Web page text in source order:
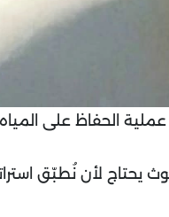
الحفاظ على
لأن نُطبّق